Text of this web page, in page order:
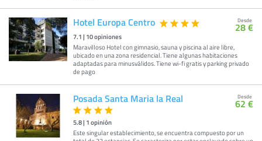
Hotel Europa Centro
7.1| 10opiniones
Maravilloso Hotel con gimnasio, sauna y piscina al aire libre,
ubicado en una zona residencial. Tiene algunas habitaciones
adaptadas para minusválidos. Tiene wi-fi gratis y parking privado
de pago
Desde
28 €
Posada Santa Maria la Real
5.8| 1opinión
Este singular establecimiento, se encuentra compuesto por un
Desde
62 €